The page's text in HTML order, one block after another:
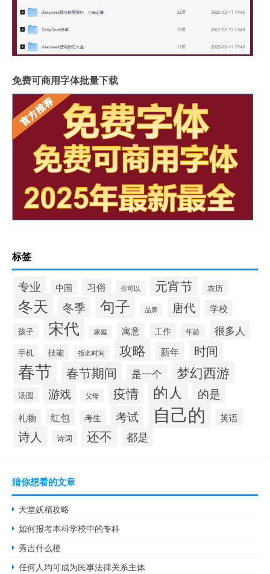
免费可商用字体批量下载
标签
专业 中国 习俗 你可以 元宵节 农历
冬天 冬季 句子 品牌 唐代 学校
孩子 宋代 家庭 寓意 工作 年龄 很多人
手机 技能 报名时间 攻略 新年 时间
春节 春节期间 是一个 梦幻西游
汤圆 游戏 父母 疫情 的人 的是
礼物 红包 考生 考试 自己的 英语
诗人 诗词 还不 都是
猜你想看的文章
天堂妖精攻略
如何报考本科学校中的专科
秀吉什么梗
任何人均可成为民事法律关系主体